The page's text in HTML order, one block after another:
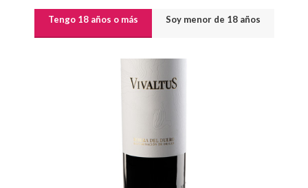
Tengo 18 años o más Soy menor de 18 años